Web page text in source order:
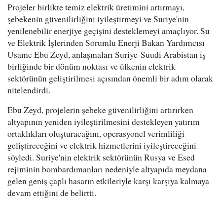
Projeler birlikte temiz elektrik üretimini artırmayı,
şebekenin güvenilirliğini iyileştirmeyi ve Suriye'nin
yenilenebilir enerjiye geçişini desteklemeyi amaçlıyor. Su
ve Elektrik İşlerinden Sorumlu Enerji Bakan Yardımcısı
Usame Ebu Zeyd, anlaşmaları Suriye-Suudi Arabistan iş
birliğinde bir dönüm noktası ve ülkenin elektrik
sektörünün geliştirilmesi açısından önemli bir adım olarak
nitelendirdi.
Ebu Zeyd, projelerin şebeke güvenilirliğini artırırken
altyapının yeniden iyileştirilmesini destekleyen yatırım
ortaklıkları oluşturacağını, operasyonel verimliliği
geliştireceğini ve elektrik hizmetlerini iyileştireceğini
söyledi. Suriye'nin elektrik sektörünün Rusya ve Esed
rejiminin bombardımanları nedeniyle altyapıda meydana
gelen geniş çaplı hasarın etkileriyle karşı karşıya kalmaya
devam ettiğini de belirtti.